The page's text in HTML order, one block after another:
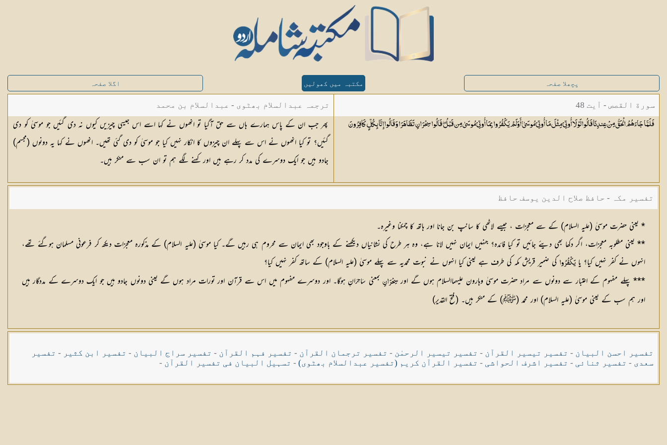
پچھلا صفحہ مکتبہ میں کھولیں اگلا صفحہ
سورة القصص - آیت 48
فَلَمَّا جَاءَهُمُ الْحَقُّ مِنْ عِندِنَا قَالُوا لَوْلَا أُوتِيَ مِثْلَ مَا أُوتِيَ مُوسَىٰ ۚ أَوَلَمْ يَكْفُرُوا بِمَا أُوتِيَ مُوسَىٰ مِن قَبْلُ ۖ قَالُوا سِحْرَانِ تَظَاهَرَا وَقَالُوا إِنَّا بِكُلٍّكَافِرُونَ
ترجمہ عبدالسلام بھٹوی - عبدالسلام بن محمد
پھر جب ان کے پاس ہمارے ہاں سے حق آگیا تو انھوں نے کہا اسے اس جیسی چیزیں کیوں نہ دی گئیں جو موسیٰ کو دی
گئیں؟ تو کیا انھوں نے اس سے پہلے ان چیزوں کا انکار نہیں کیا جو موسیٰ کو دی گئی تھیں۔ انھوں نے کہا یہ دونوں (مجسم)
جادو ہیں جو ایک دوسرے کی مدد کر رہے ہیں اور کہنے لگے ہم تو ان سب سے منکر ہیں۔
تفسیر مکہ - حافظ صلاح الدین یوسف حافظ
* یعنی حضرت موسیٰ (عليہ السلام) کے سے معجزات ، جیسے لاٹھی کا سانپ بن جانا اور ہاتھ کا چمکنا وغیرہ۔
** یعنی مطلوبہ معجزات، اگر دکھا بھی دیئے جائیں تو کیا فائدہ؟ جنہیں ایمان نہیں لانا ہے، وہ ہر طرح کی نشانیاں دیکھنے کے باوجود بھی ایمان سے محروم ہی رہیں گے۔ کیا موسیٰ (عليہ السلام) کے مذکورہ معجزات دیکھ کر فرعونی مسلمان ہوگئے تھے،
انہوں نے کفر نہیں کیا؟ یا يَكْفُرُوا کی ضمیر قریش مکہ کی طرف ہے یعنی کیا انہوں نے نبوت محمدیہ سے پہلے موسیٰ (عليہ السلام) کے ساتھ کفر نہیں کیا؟
*** پہلے مفہوم کے اعتبار سے دونوں سے مراد حضرت موسیٰ وہارون علیہماالسلام ہوں گے اورسِحْرَانِ بمعنی سَاحِرَانِ ہوگا۔ اور دوسرے مفہوم میں اس سے قرآن اور تورات مراد ہوں گے یعنی دونوں جادو ہیں جو ایک دوسرے کے مددگار ہیں
اور ہم سب کے یعنی موسیٰ (عليہ السلام) اور محمد (ﷺ) کے منکر ہیں۔ (فتح القدیر)
تفسیر احسن البیان - تفسیر تیسیر القرآن - تفسیر تیسیر الرحمٰن - تفسیر ترجمان القرآن - تفسیر فہم القرآن - تفسیر سراج البیان - تفسیر ابن کثیر - تفسیر
سعدی - تفسیر ثنائی - تفسیر اشرف الحواشی - تفسیر القرآن کریم (تفسیر عبدالسلام بھٹوی) - تسہیل البیان فی تفسیر القرآن -